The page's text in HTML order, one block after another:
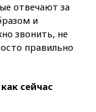
отвечают за
и
звонить, не
правильно
сейчас